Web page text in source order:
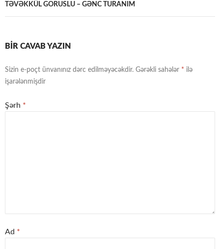
TƏVƏKKÜL GORUSLU – GƏNC TURANIM
BIR CAVAB YAZIN
Sizin e-poçt ünvanınız dərc edilməyəcəkdir. Gərəkli sahələr * ilə
işarələnmişdir
Şərh *
Ad *